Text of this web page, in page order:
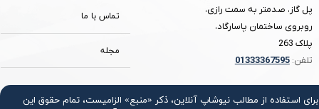
برای استفاده از مطالب نیوشاپ آنلاین، ذکر «منبع» الزامیست، تمام حقوق اين
تماس با ما
مجله
پل گاز، صدمتر به سمت رازی،
روبروی ساختمان پاسارگاد،
پلاک 263
تلفن:
01333367595